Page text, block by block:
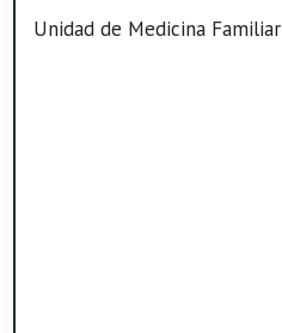
Unidad de Medicina Familiar